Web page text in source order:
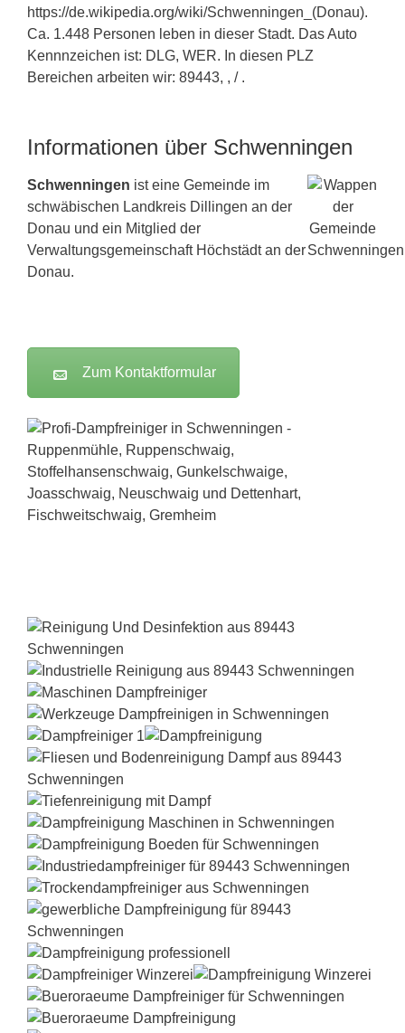
https://de.wikipedia.org/wiki/Schwenningen_(Donau).
Ca. 1.448 Personen leben in dieser Stadt. Das Auto
Kennnzeichen ist: DLG, WER. In diesen PLZ
Bereichen arbeiten wir: 89443, , / .
Informationen über Schwenningen
Schwenningen ist eine Gemeinde im
schwäbischen Landkreis Dillingen an der
Donau und ein Mitglied der
Verwaltungsgemeinschaft Höchstädt an der
Donau.
Zum Kontaktformular